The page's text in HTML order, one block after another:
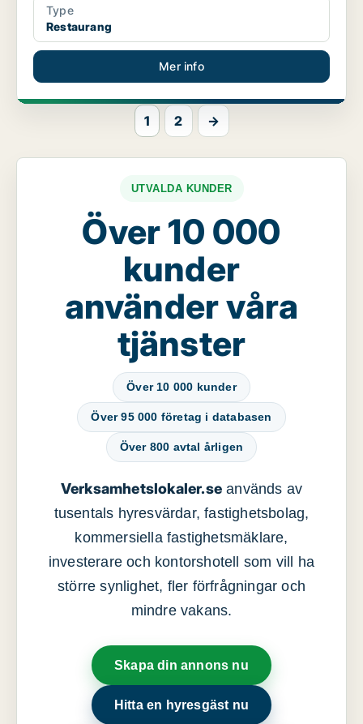
Type
Restaurang
Mer info
1 2 →
UTVALDA KUNDER
Över 10 000
kunder
använder våra
tjänster
Över 10 000 kunder
Över 95 000 företag i databasen
Över 800 avtal årligen
Verksamhetslokaler.se används av
tusentals hyresvärdar, fastighetsbolag,
kommersiella fastighetsmäklare,
investerare och kontorshotell som vill ha
större synlighet, fler förfrågningar och
mindre vakans.
Skapa din annons nu
Hitta en hyresgäst nu